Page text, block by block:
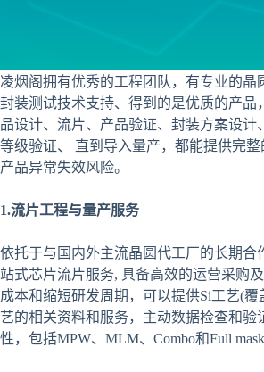
凌烟阁拥有优秀的工程团队，有专业的晶
封装测试技术支持、得到的是优质的产品
品设计、流片、产品验证、封装方案设计
等级验证、 直到导入量产，都能提供完
产品异常失效风险。
1.流片工程与量产服务
依托于与国内外主流晶圆代工厂的长期合
站式芯片流片服务, 具备高效的运营采购
成本和缩短研发周期，可以提供Si工艺(覆
艺的相关资料和服务，主动数据检查和验
性，包括MPW、MLM、Combo和Full